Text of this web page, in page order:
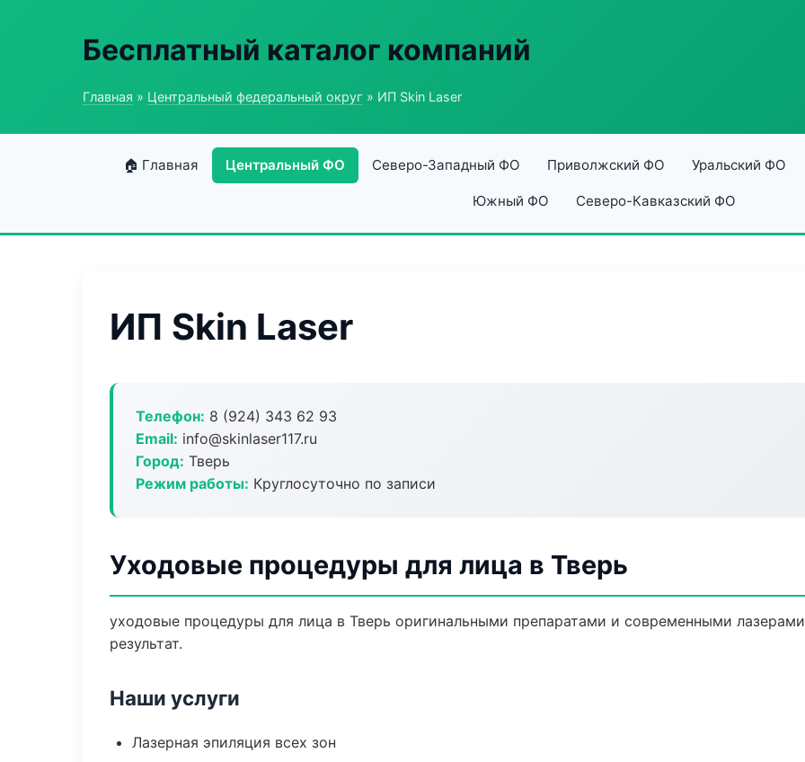
Бесплатный каталог компаний
Главная » Центральный федеральный округ » ИП Skin Laser
🏠 Главная Центральный ФО Северо-Западный ФО Приволжский ФО Уральский ФО
Южный ФО Северо-Кавказский ФО
ИП Skin Laser
Телефон: 8 (924) 343 62 93
Email: info@skinlaser117.ru
Город: Тверь
Режим работы: Круглосуточно по записи
Уходовые процедуры для лица в Тверь
уходовые процедуры для лица в Тверь оригинальными препаратами и современными
результат.
Наши услуги
Лазерная эпиляция всех зон